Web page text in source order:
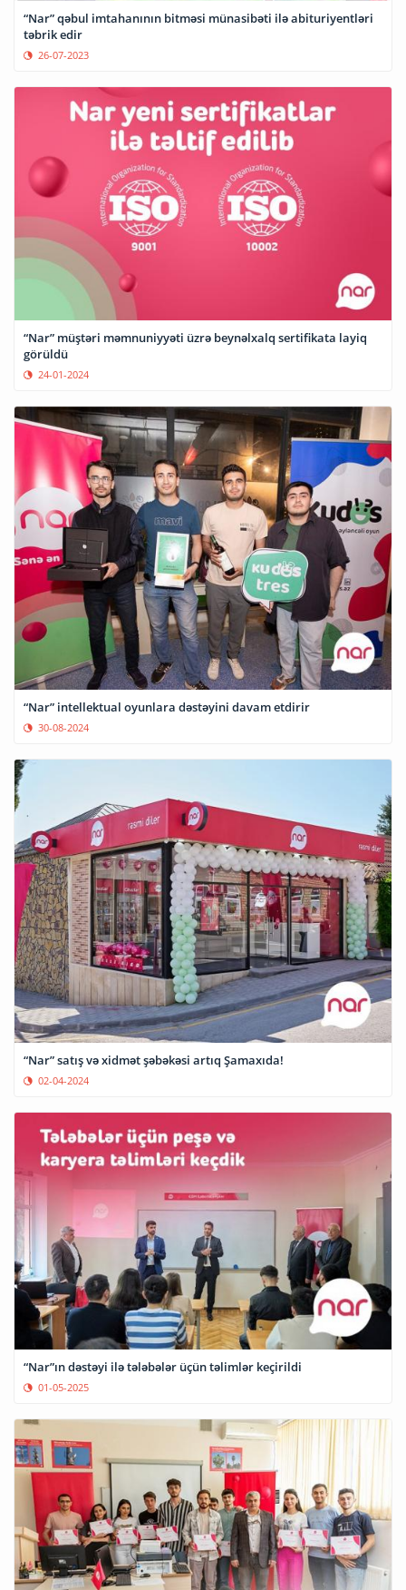
“Nar” qəbul imtahanının bitməsi münasibəti ilə abituriyentləri
təbrik edir
26-07-2023
“Nar” müştəri məmnuniyyəti üzrə beynəlxalq sertifikata layiq
görüldü
24-01-2024
“Nar” intellektual oyunlara dəstəyini davam etdirir
30-08-2024
“Nar” satış və xidmət şəbəkəsi artıq Şamaxıda!
02-04-2024
“Nar”ın dəstəyi ilə tələbələr üçün təlimlər keçirildi
01-05-2025